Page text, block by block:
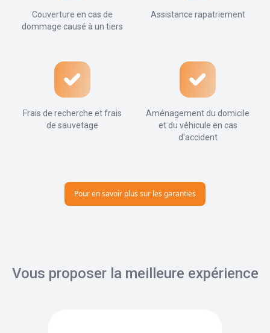
Couverture en cas de
dommage causé à un tiers
Assistance rapatriement
Frais de recherche et frais
de sauvetage
Aménagement du domicile
et du véhicule en cas
d'accident
Pour en savoir plus sur les garanties
Vous proposer la meilleure expérience